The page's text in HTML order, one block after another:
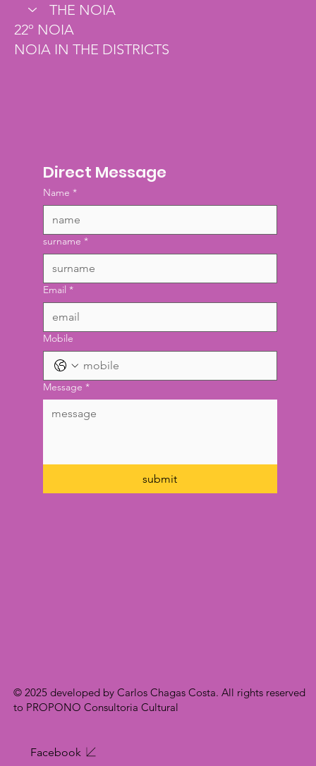
Direct Message
Name *
surname *
Email *
Mobile
Message *
submit
© 2025 developed by Carlos Chagas Costa. All rights reserved
to PROPONO Consultoria Cultural
THE NOIA
22º NOIA
NOIA IN THE DISTRICTS
Facebook